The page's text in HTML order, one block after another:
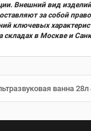
Внешний вид
за собой
ключевых
в Москве и
ванна